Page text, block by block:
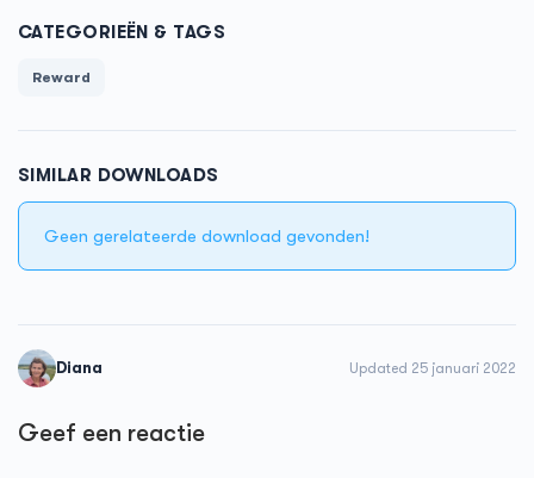
CATEGORIEËN & TAGS
Reward
SIMILAR DOWNLOADS
Geen gerelateerde download gevonden!
Diana Updated 25 januari 2022
Geef een reactie